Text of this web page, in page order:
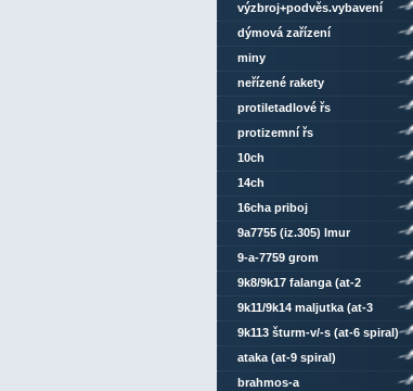
výzbroj+podvěs.vybavení
dýmová zařízení
miny
neřízené rakety
protiletadlové řs
protizemní řs
10ch
14ch
16cha priboj
9a7755 (iz.305) lmur
9-a-7759 grom
9k8/9k17 falanga (at-2
swatter)
9k11/9k14 maljutka (at-3
sagger)
9k113 šturm-v/-s (at-6 spiral)
ataka (at-9 spiral)
brahmos-a